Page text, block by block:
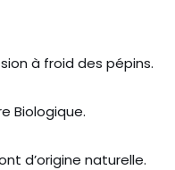
à froid des pépins.
Biologique.
d’origine naturelle.